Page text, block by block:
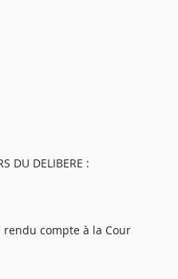
DU DELIBERE :
rendu compte à la Cour